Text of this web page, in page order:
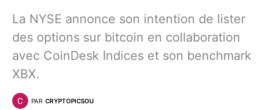
La NYSE annonce son intention de lister
des options sur bitcoin en collaboration
avec CoinDesk Indices et son benchmark
XBX.
PAR CRYPTOPICSOU